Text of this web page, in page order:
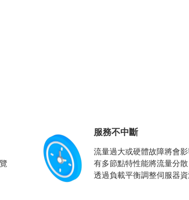
服務不中斷
流量過大或硬體故障將會
有多節點特性能將流量分
透過負載平衡調整伺服器